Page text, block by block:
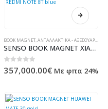
BOOK MAGNET,ΑΝΤΑΛΛΑΚΤΙΚΆ - ΑΞΕΣΟΥΆΡ ΥΠΟΛΟΓΙΣΤΏΝ - ΗΛΕΚΤΡΟΝΙΚΆ
SENSO BOOK MAGNET XIAOMI REDMI NOTE 8T blue
0out of 5
357,000.00€ Με φπα 24%